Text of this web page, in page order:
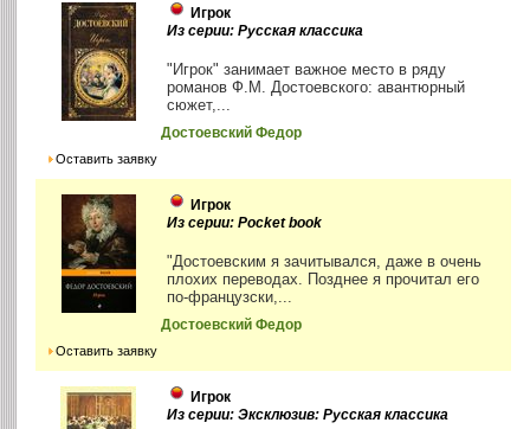
Игрок
Из серии: Русская классика
"Игрок" занимает важное место в ряду
романов Ф.М. Достоевского: авантюрный
сюжет,...
Достоевский Федор
Оставить заявку
Игрок
Из серии: Pocket book
"Достоевским я зачитывался, даже в очень
плохих переводах. Позднее я прочитал его
по-французски,...
Достоевский Федор
Оставить заявку
Игрок
Из серии: Эксклюзив: Русская классика